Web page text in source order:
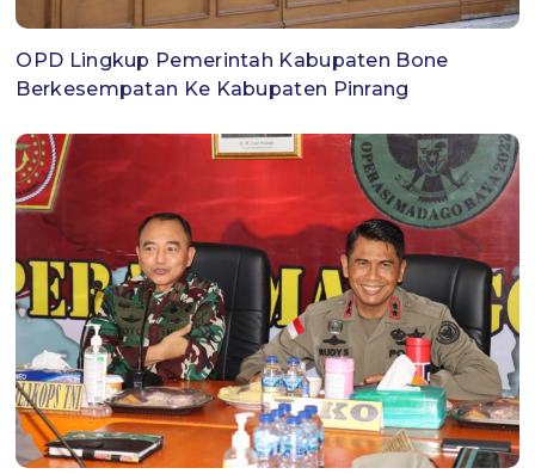
OPD Lingkup Pemerintah Kabupaten Bone
Berkesempatan Ke Kabupaten Pinrang